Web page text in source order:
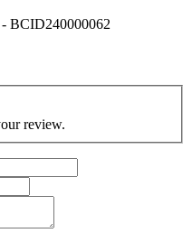
BCID240000062
review.